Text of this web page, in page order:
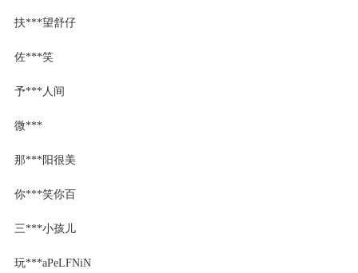
扶***望舒仔
佐***笑
予***人间
微***
那***阳很美
你***笑你百
三***小孩儿
玩***aPeLFNiN